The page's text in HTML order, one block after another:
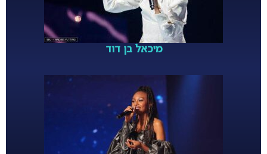
מיכאל בן דוד